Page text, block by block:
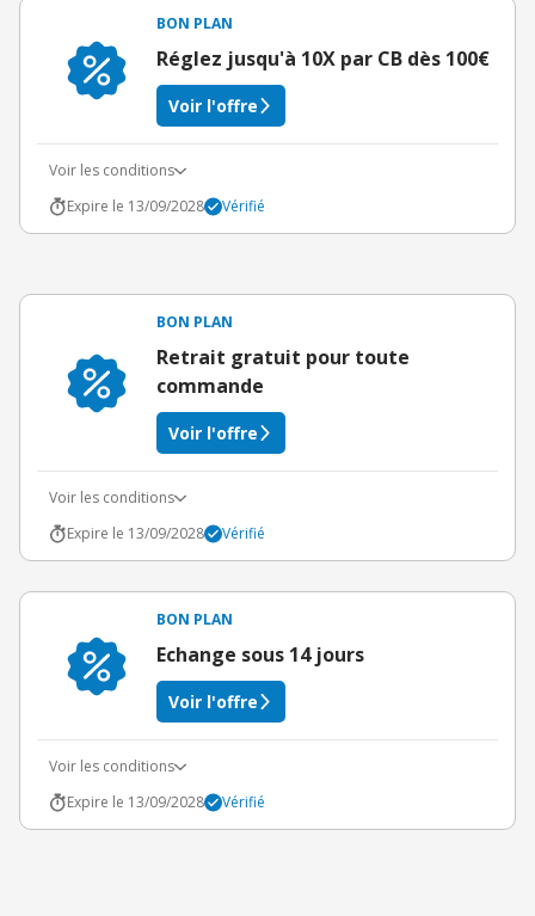
BON PLAN
Réglez jusqu'à 10X par CB dès 100€
Voir l'offre
Voir les conditions
Expire le 13/09/2028
Vérifié
BON PLAN
Retrait gratuit pour toute
commande
Voir l'offre
Voir les conditions
Expire le 13/09/2028
Vérifié
BON PLAN
Echange sous 14 jours
Voir l'offre
Voir les conditions
Expire le 13/09/2028
Vérifié